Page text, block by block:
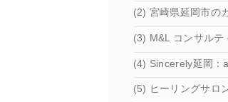
(2) 宮崎県延岡市の
(3) M&L コンサルテ
(4) Sincerely延岡：
(5) ヒーリングサロ